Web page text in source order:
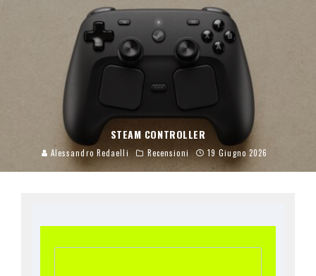
STEAM CONTROLLER
Alessandro Redaelli Recensioni 19 Giugno 2026